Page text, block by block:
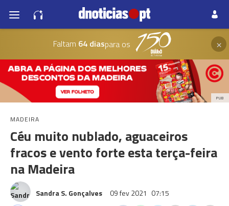
Faltam 64 diaspara os ×
PUB
MADEIRA
Céu muito nublado, aguaceiros
fracos e vento forte esta terça-feira
na Madeira
Sandra S. Gonçalves 09 fev 2021 07:15